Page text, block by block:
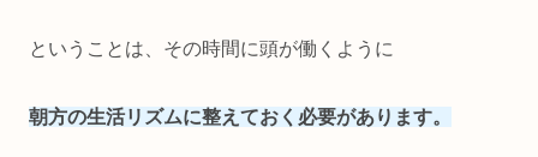
ということは、その時間に頭が働くように
朝方の生活リズムに整えておく必要があります。